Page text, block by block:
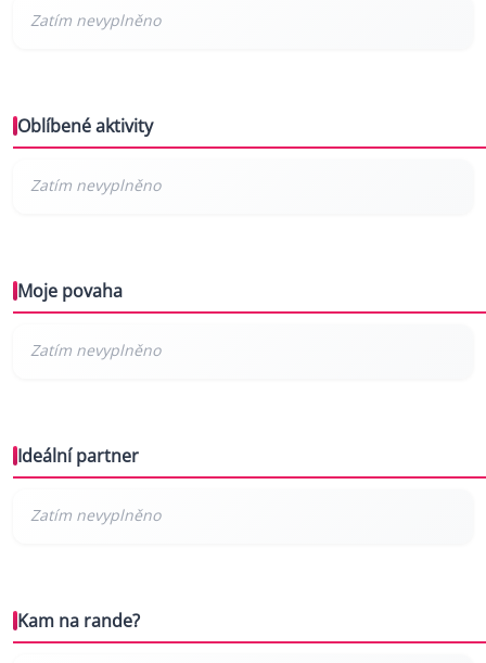
Oblíbené aktivity
Moje povaha
Ideální partner
Kam na rande?